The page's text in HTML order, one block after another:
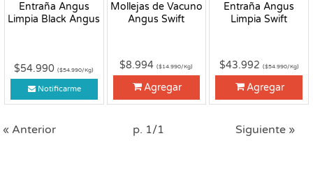
Entraña Angus
Limpia Black Angus
$54.990($54.990/Kg)
Notificarme
Mollejas de Vacuno
Angus Swift
$8.994($14.990/Kg)
Agregar
Entraña Angus
Limpia Swift
$43.992 ($54.990/Kg)
Agregar
« Anterior p. 1/1 Siguiente »